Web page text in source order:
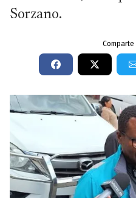
Sorzano.